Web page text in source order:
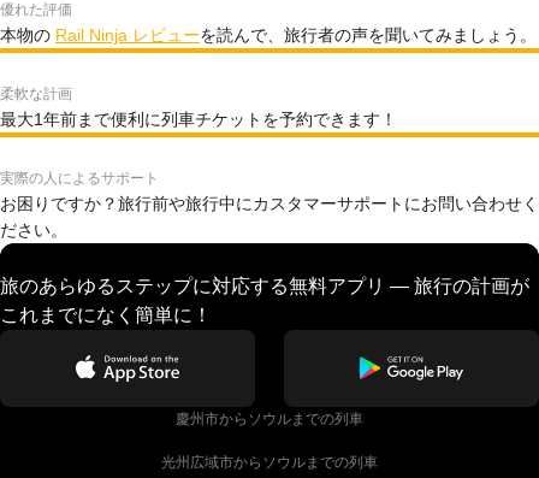
優れた評価
本物の Rail Ninja レビューを読んで、旅行者の声を聞いてみましょう。
柔軟な計画
最大1年前まで便利に列車チケットを予約できます！
実際の人によるサポート
お困りですか？旅行前や旅行中にカスタマーサポートにお問い合わせく
ださい。
旅のあらゆるステップに対応する無料アプリ — 旅行の計画が
これまでになく簡単に！
慶州市からソウルまでの列車
光州広域市からソウルまでの列車